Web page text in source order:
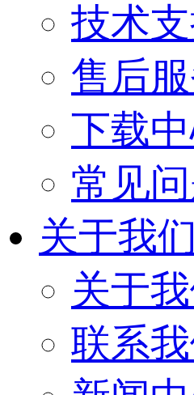
技术
售后
下载
常见
关于我们
关于
联系